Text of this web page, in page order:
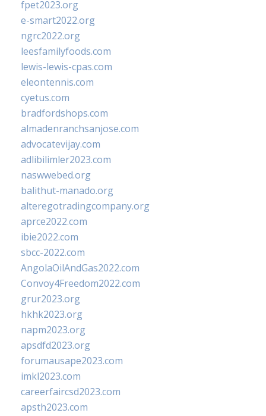
fpet2023.org
e-smart2022.org
ngrc2022.org
leesfamilyfoods.com
lewis-lewis-cpas.com
eleontennis.com
cyetus.com
bradfordshops.com
almadenranchsanjose.com
advocatevijay.com
adlibilimler2023.com
naswwebed.org
balithut-manado.org
alteregotradingcompany.org
aprce2022.com
ibie2022.com
sbcc-2022.com
AngolaOilAndGas2022.com
Convoy4Freedom2022.com
grur2023.org
hkhk2023.org
napm2023.org
apsdfd2023.org
forumausape2023.com
imkl2023.com
careerfaircsd2023.com
apsth2023.com